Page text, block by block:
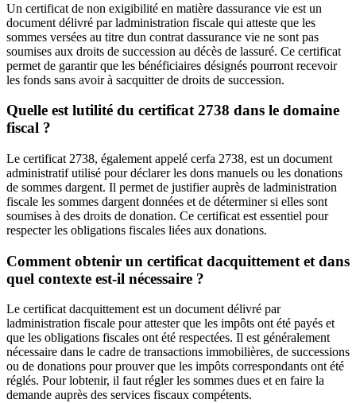
Un certificat de non exigibilité en matière dassurance vie est un
document délivré par ladministration fiscale qui atteste que les
sommes versées au titre dun contrat dassurance vie ne sont pas
soumises aux droits de succession au décès de lassuré. Ce certificat
permet de garantir que les bénéficiaires désignés pourront recevoir
les fonds sans avoir à sacquitter de droits de succession.
Quelle est lutilité du certificat 2738 dans le domaine
fiscal ?
Le certificat 2738, également appelé cerfa 2738, est un document
administratif utilisé pour déclarer les dons manuels ou les donations
de sommes dargent. Il permet de justifier auprès de ladministration
fiscale les sommes dargent données et de déterminer si elles sont
soumises à des droits de donation. Ce certificat est essentiel pour
respecter les obligations fiscales liées aux donations.
Comment obtenir un certificat dacquittement et dans
quel contexte est-il nécessaire ?
Le certificat dacquittement est un document délivré par
ladministration fiscale pour attester que les impôts ont été payés et
que les obligations fiscales ont été respectées. Il est généralement
nécessaire dans le cadre de transactions immobilières, de successions
ou de donations pour prouver que les impôts correspondants ont été
réglés. Pour lobtenir, il faut régler les sommes dues et en faire la
demande auprès des services fiscaux compétents.